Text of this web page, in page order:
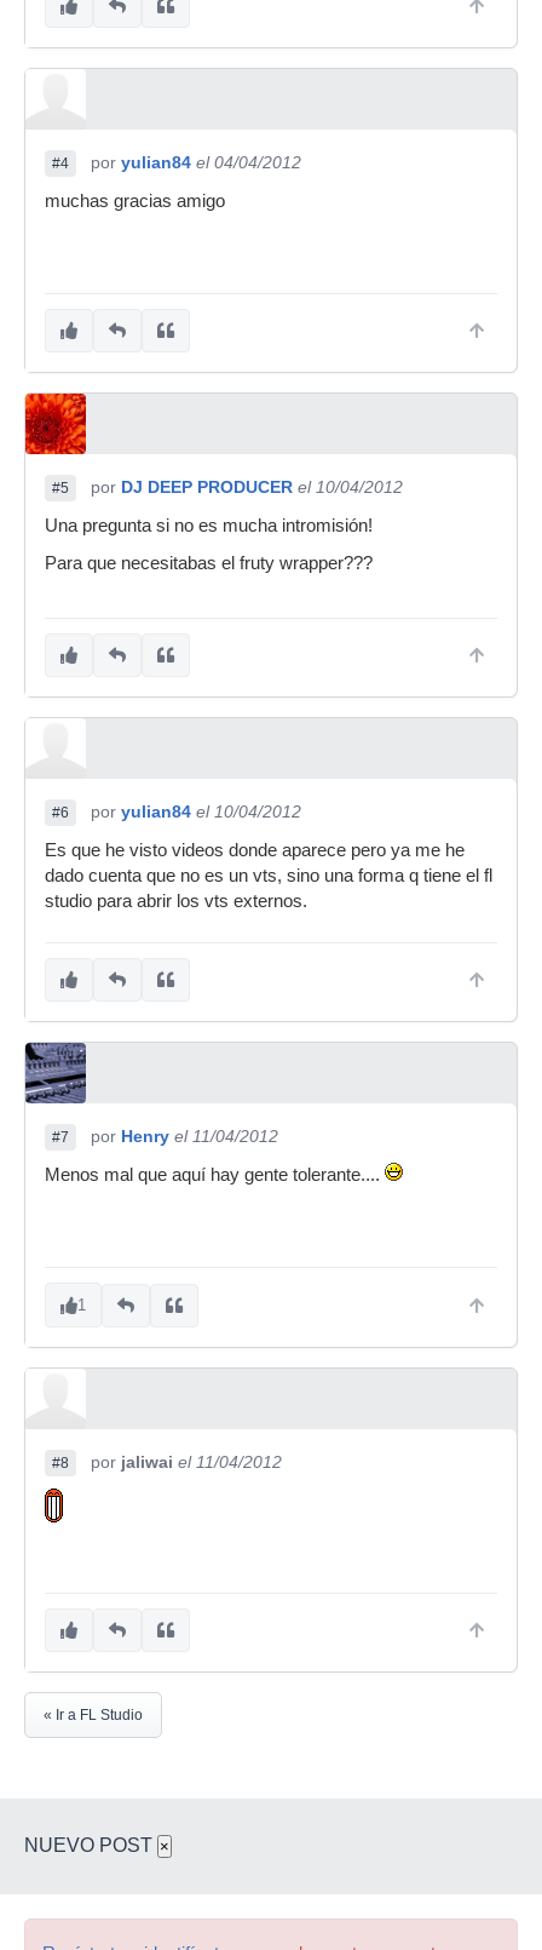
#4 por yulian84 el 04/04/2012
muchas gracias amigo
#5 por DJ DEEP PRODUCER el 10/04/2012
Una pregunta si no es mucha intromisión!
Para que necesitabas el fruty wrapper???
#6 por yulian84 el 10/04/2012
Es que he visto videos donde aparece pero ya me he
dado cuenta que no es un vts, sino una forma q tiene el fl
studio para abrir los vts externos.
#7 por Henry el 11/04/2012
Menos mal que aquí hay gente tolerante....
1
#8 por jaliwai el 11/04/2012
« Ir a FL Studio
NUEVO POST ×